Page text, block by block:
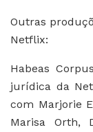
Outras
Netflix:
Habeas
jurídica da
com Marjorie
Marisa Orth,